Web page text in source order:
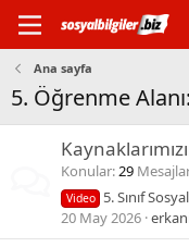
Ana sayfa
5. Öğrenme
Konular 29
Video 5. Sınıf Sosyal
20 May 2026